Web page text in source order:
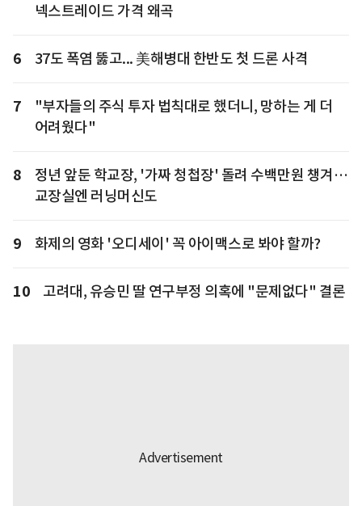
넥스트레이드 가격 왜곡
6 37도 폭염 뚫고... 美해병대 한반도 첫 드론 사격
7
"부자들의 주식 투자 법칙대로 했더니, 망하는 게 더
어려웠다"
8
정년 앞둔 학교장, '가짜 청첩장' 돌려 수백만원 챙겨…
교장실엔 러닝머신도
9 화제의 영화 '오디세이' 꼭 아이맥스로 봐야 할까?
10 고려대, 유승민 딸 연구부정 의혹에 "문제없다" 결론